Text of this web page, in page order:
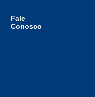
Fale
Conosco